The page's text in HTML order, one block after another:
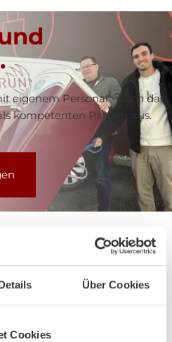
Über Cookies
Cookies
eigenem Personal - auch das
kompetenten Partner aus.